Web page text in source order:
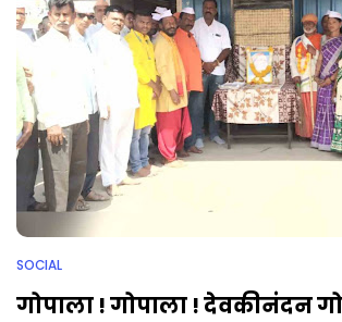
SOCIAL
गोपाला ! गोपाला ! देवकीनंदन